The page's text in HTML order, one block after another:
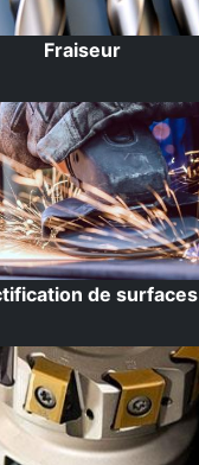
Fraiseur
de surfaces